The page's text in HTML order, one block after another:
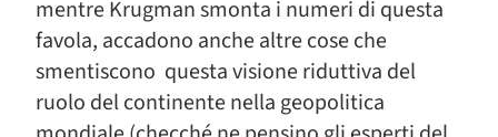
mentre Krugman smonta i numeri di questa
favola, accadono anche altre cose che
smentiscono questa visione riduttiva del
ruolo del continente nella geopolitica